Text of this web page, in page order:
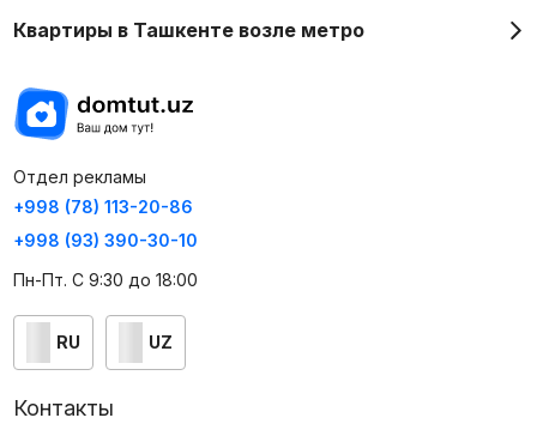
Квартиры в Ташкенте возле метро
Отдел рекламы
+998 (78) 113-20-86
+998 (93) 390-30-10
Пн-Пт. С 9:30 до 18:00
RU UZ
Контакты